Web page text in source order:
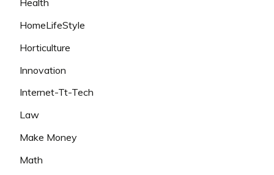
Health
HomeLifeStyle
Horticulture
Innovation
Internet-Tt-Tech
Law
Make Money
Math